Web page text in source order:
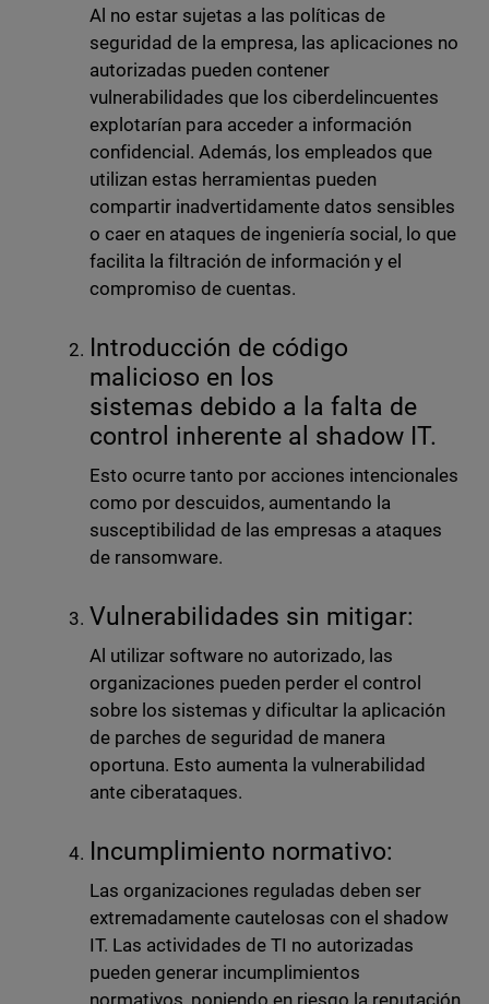
Al no estar sujetas a las políticas de
seguridad de la empresa, las aplicaciones no
autorizadas pueden contener
vulnerabilidades que los ciberdelincuentes
explotarían para acceder a información
confidencial. Además, los empleados que
utilizan estas herramientas pueden
compartir inadvertidamente datos sensibles
o caer en ataques de ingeniería social, lo que
facilita la filtración de información y el
compromiso de cuentas.
Introducción de código
malicioso en los
sistemas debido a la falta de
control inherente al shadow IT.
Esto ocurre tanto por acciones intencionales
como por descuidos, aumentando la
susceptibilidad de las empresas a ataques
de ransomware.
Vulnerabilidades sin mitigar:
Al utilizar software no autorizado, las
organizaciones pueden perder el control
sobre los sistemas y dificultar la aplicación
de parches de seguridad de manera
oportuna. Esto aumenta la vulnerabilidad
ante ciberataques.
Incumplimiento normativo:
Las organizaciones reguladas deben ser
extremadamente cautelosas con el shadow
IT. Las actividades de TI no autorizadas
pueden generar incumplimientos